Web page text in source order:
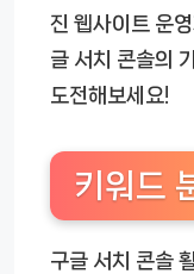
진 웹사이트 운
글 서치 콘솔의
도전해보세요!
키워드
구글 서치 콘솔